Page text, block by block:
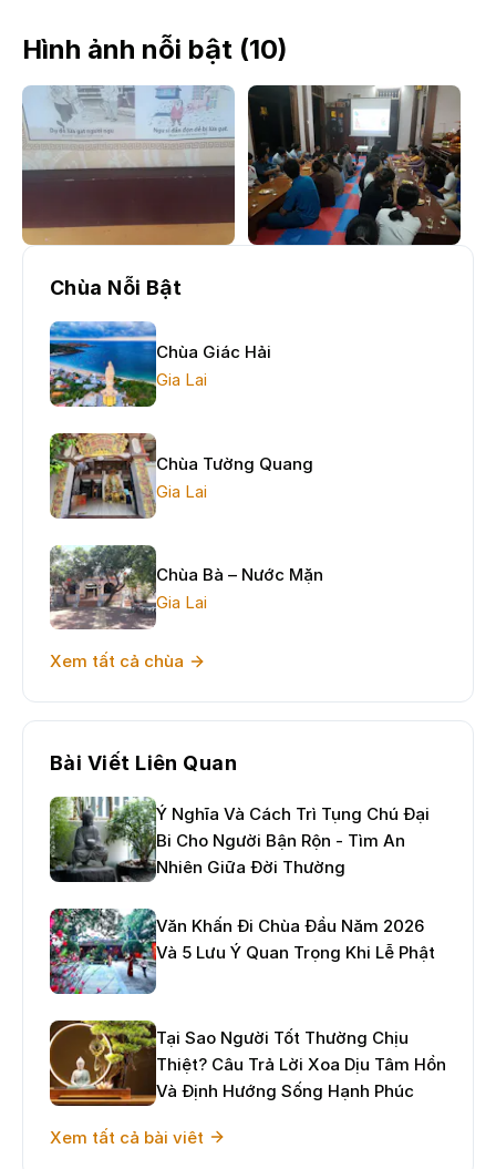
Hình ảnh nỗi bật (10)
Chùa Nỗi Bật
Chùa Giác Hải
Gia Lai
Chùa Tường Quang
Gia Lai
Chùa Bà – Nước Mặn
Gia Lai
Xem tất cả chùa
Bài Viết Liên Quan
Ý Nghĩa Và Cách Trì Tụng Chú Đại
Bi Cho Người Bận Rộn - Tìm An
Nhiên Giữa Đời Thường
Văn Khấn Đi Chùa Đầu Năm 2026
Và 5 Lưu Ý Quan Trọng Khi Lễ Phật
Tại Sao Người Tốt Thường Chịu
Thiệt? Câu Trả Lời Xoa Dịu Tâm Hồn
Và Định Hướng Sống Hạnh Phúc
Xem tất cả bài viêt